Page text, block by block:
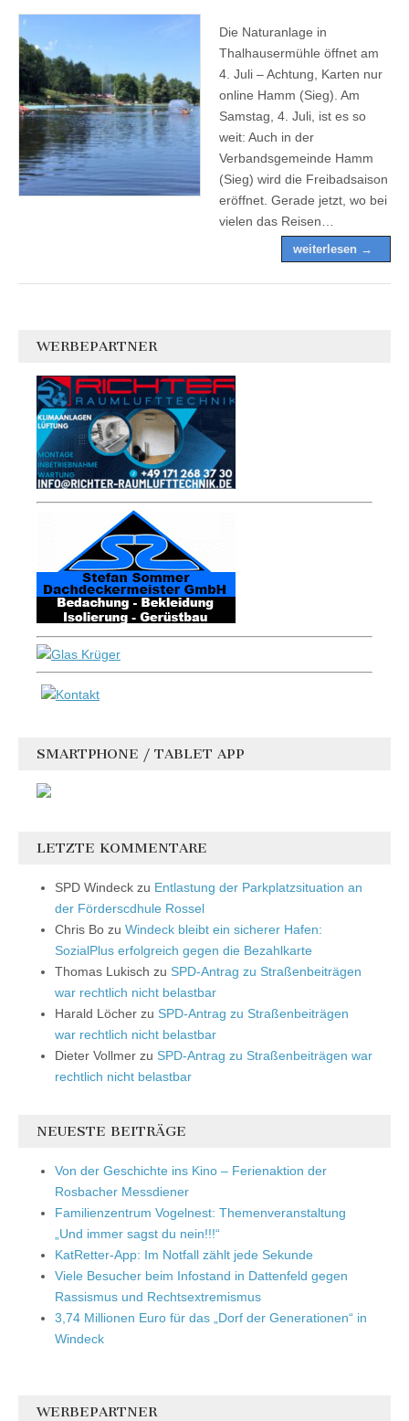
Die Naturanlage in
Thalhausermühle öffnet am
4. Juli – Achtung, Karten nur
online Hamm (Sieg). Am
Samstag, 4. Juli, ist es so
weit: Auch in der
Verbandsgemeinde Hamm
(Sieg) wird die Freibadsaison
eröffnet. Gerade jetzt, wo bei
vielen das Reisen…
weiterlesen →
WERBEPARTNER
SMARTPHONE / TABLET APP
LETZTE KOMMENTARE
SPD Windeck zu Entlastung der Parkplatzsituation an
der Förderscdhule Rossel
Chris Bo zu Windeck bleibt ein sicherer Hafen:
SozialPlus erfolgreich gegen die Bezahlkarte
Thomas Lukisch zu SPD-Antrag zu Straßenbeiträgen
war rechtlich nicht belastbar
Harald Löcher zu SPD-Antrag zu Straßenbeiträgen
war rechtlich nicht belastbar
Dieter Vollmer zu SPD-Antrag zu Straßenbeiträgen war
rechtlich nicht belastbar
NEUESTE BEITRÄGE
Von der Geschichte ins Kino – Ferienaktion der
Rosbacher Messdiener
Familienzentrum Vogelnest: Themenveranstaltung
„Und immer sagst du nein!!!“
KatRetter-App: Im Notfall zählt jede Sekunde
Viele Besucher beim Infostand in Dattenfeld gegen
Rassismus und Rechtsextremismus
3,74 Millionen Euro für das „Dorf der Generationen“ in
Windeck
WERBEPARTNER